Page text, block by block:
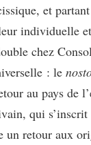
et
individuelle
chez
: le
au pays de
qui
un retour aux